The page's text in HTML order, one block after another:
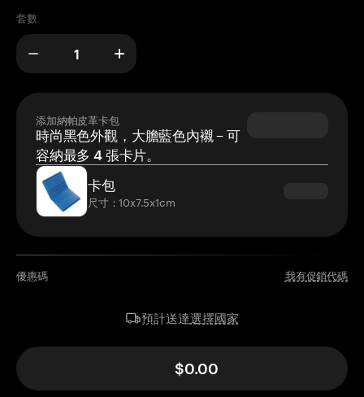
套數
添加納帕皮革卡包
時尚黑色外觀，大膽藍色內襯 – 可
容納最多 4 張卡片。
卡包
尺寸：10x7.5x1cm
優惠碼 我有促銷代碼
預計送達選擇國家
$0.00